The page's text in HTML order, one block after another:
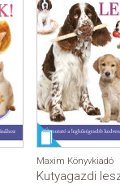
Maxim Könyvkiadó
Kutyagazdi